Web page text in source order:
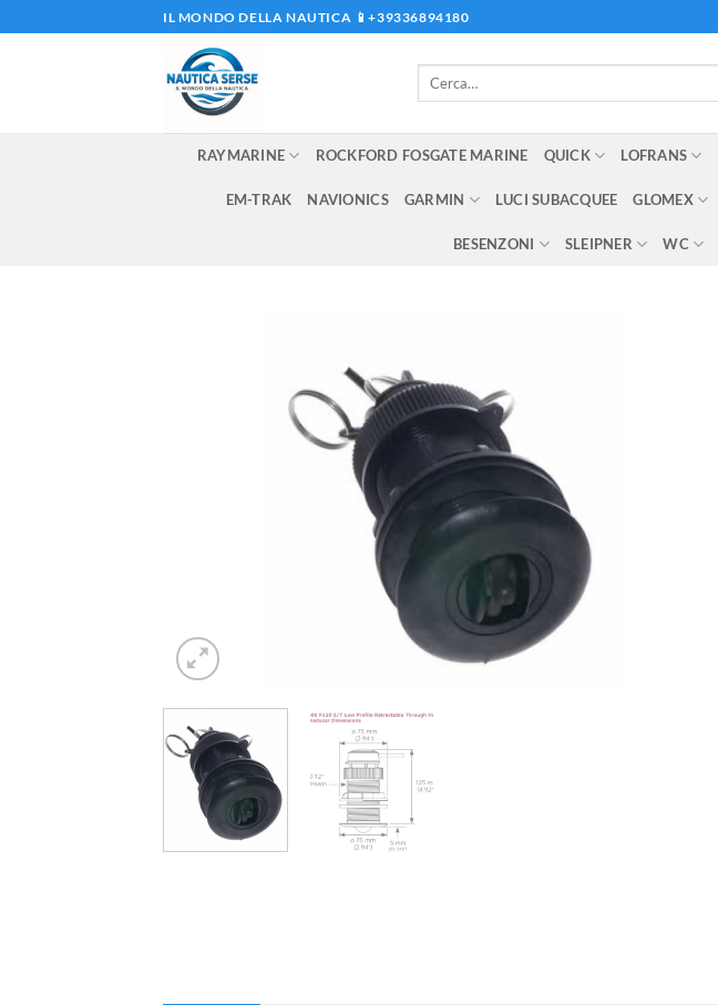
ai
IL MONDO DELLA NAUTICA 📱+39336894180
Cerca:
RAYMARINE ROCKFORD FOSGATE MARINE QUICK LOFRANS
EM-TRAK NAVIONICS GARMIN LUCI SUBACQUEE GLOMEX
BESENZONI SLEIPNER WC